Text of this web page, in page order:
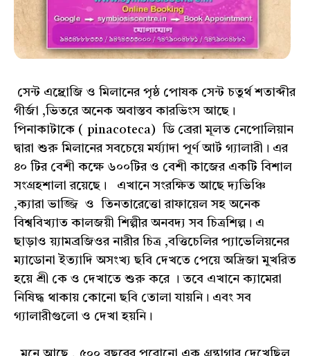
সেন্ট এম্ব্রোজি ও মিলানের পৃষ্ঠ পোষক সেন্ট চতুর্থ শতাব্দীর
গীর্জা ,ভিতরে অনেক অবাস্তব কারভিংস আছে।
পিনাকাটাকে ( pinacoteca) ডি ব্রেরা মূলত নেপোলিয়ান
দ্বারা শুরু মিলানের সবচেয়ে মর্য্যাদা পূর্ণ আর্ট গ্যালারী। এর
৪০ টির বেশী কক্ষে ৬০০টির ও বেশী কাজের একটি বিশাল
সংগ্রহশালা রয়েছে। এখানে সংরক্ষিত আছে দ্যভিঞ্চি
,ক্যারা ভাজ্জি ও তিনতারেত্তো রাফায়েল সহ অনেক
বিশ্ববিখ্যাত কালজয়ী শিল্পীর অনবদ্য সব চিত্রশিল্প। এ
ছাড়াও য়্যামব্রজিওর নারীর চিত্র ,বত্তিচেলির প্যাভেলিয়নের
ম্যাডোনা ইত্যাদি অসংখ্য ছবি দেখতে পেয়ে অদ্রিজা মুখরিত
হয়ে শ্রী কে ও দেখাতে শুরু করে । তবে এখানে ক্যামেরা
নিষিদ্ধ থাকায় কোনো ছবি তোলা যায়নি। এবং সব
গ্যালারীগুলো ও দেখা হয়নি।